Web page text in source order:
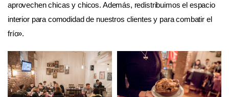
aprovechen chicas y chicos. Además, redistribuimos el espacio
interior para comodidad de nuestros clientes y para combatir el
frío».